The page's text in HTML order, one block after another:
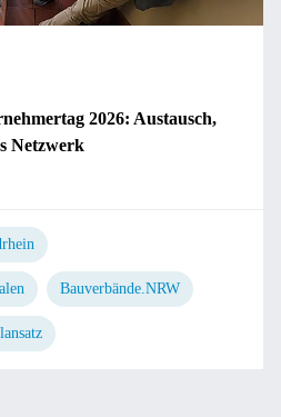
2026: Austausch,
Netzwerk
Bauverbände.NRW